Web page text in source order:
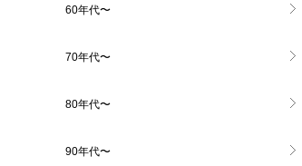
60年代〜
70年代〜
80年代〜
90年代〜